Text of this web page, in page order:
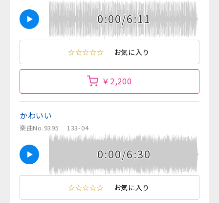
0:00/6:11
☆☆☆☆☆ お気に入り
￥2,200
かわいい
楽曲No.9395 133-04
0:00/6:30
☆☆☆☆☆ お気に入り